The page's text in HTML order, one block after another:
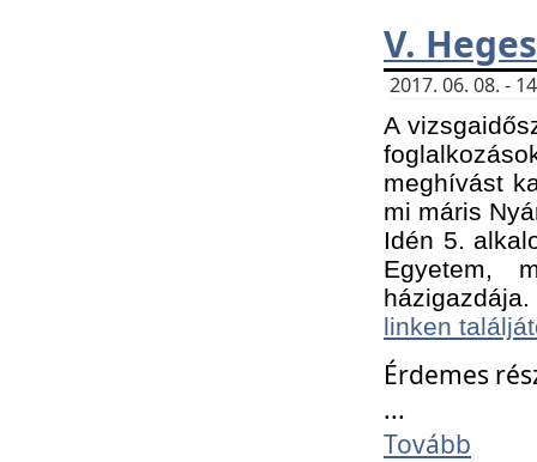
V.
2017. 06. 08. -
A
meghívást
mi máris
Idén 5.
Egyetem,
linken
Érdemes
...
Tovább